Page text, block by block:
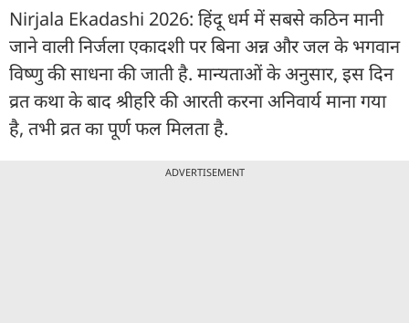
Nirjala Ekadashi 2026: हिंदू धर्म में सबसे कठिन मानी
जाने वाली निर्जला एकादशी पर बिना अन्न और जल के भगवान
विष्णु की साधना की जाती है. मान्यताओं के अनुसार, इस दिन
व्रत कथा के बाद श्रीहरि की आरती करना अनिवार्य माना गया
है, तभी व्रत का पूर्ण फल मिलता है.
ADVERTISEMENT